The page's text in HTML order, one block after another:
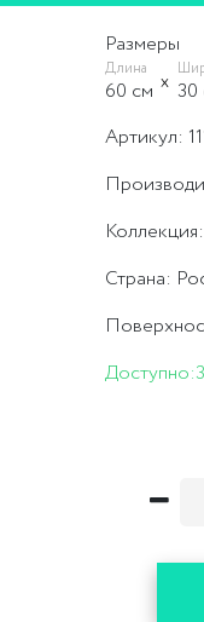
Размеры
Длина
60 cм 30
Артикул:
Коллекция:
Страна:
Доступно: